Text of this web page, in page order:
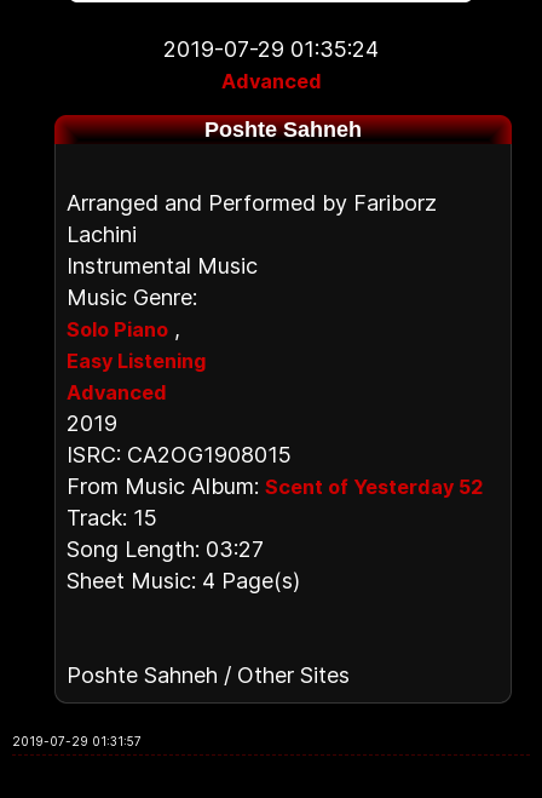
2019-07-29 01:35:24
Advanced
Poshte Sahneh
Arranged and Performed by Fariborz
Lachini
Instrumental Music
Music Genre:
Solo Piano ,
Easy Listening
Advanced
2019
ISRC: CA2OG1908015
From Music Album: Scent of Yesterday 52
Track: 15
Song Length: 03:27
Sheet Music: 4 Page(s)
Poshte Sahneh / Other Sites
2019-07-29 01:31:57